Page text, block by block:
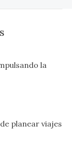
la
planear viajes